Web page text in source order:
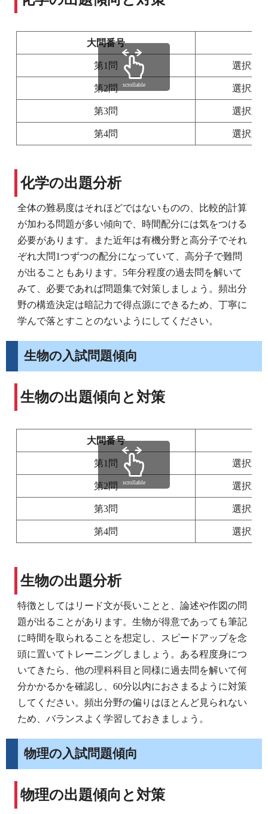
大問番号
第1問 選択式
第2問 選択式
第3問 選択式
第4問 選択式
scrollable
化学の出題分析
全体の難易度はそれほどではないものの、比較的計算
が加わる問題が多い傾向で、時間配分には気をつける
必要があります。また近年は有機分野と高分子でそれ
ぞれ大問1つずつの配分になっていて、高分子で難問
が出ることもあります。5年分程度の過去問を解いて
みて、必要であれば問題集で対策しましょう。頻出分
野の構造決定は暗記力で得点源にできるため、丁寧に
学んで落とすことのないようにしてください。
生物の入試問題傾向
生物の出題傾向と対策
大問番号
第1問 選択式
第2問 選択式
第3問 選択式
第4問 選択式
scrollable
生物の出題分析
特徴としてはリード文が長いことと、論述や作図の問
題が出ることがあります。生物が得意であっても筆記
に時間を取られることを想定し、スピードアップを念
頭に置いてトレーニングしましょう。ある程度身につ
いてきたら、他の理科科目と同様に過去問を解いて何
分かかるかを確認し、60分以内におさまるように対策
してください。頻出分野の偏りはほとんど見られない
ため、バランスよく学習しておきましょう。
物理の入試問題傾向
物理の出題傾向と対策